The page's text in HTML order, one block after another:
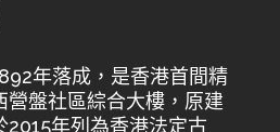
年落成，是香港首間精
營盤社區綜合大樓，原建
2015年列為香港法定古